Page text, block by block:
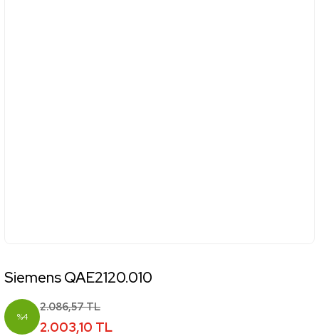
Siemens QAE2120.010
%4
2.086,57 TL
2.003,10 TL